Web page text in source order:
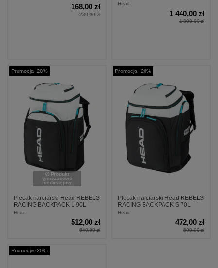
168,00 zł
280,00 zł
Head
1 440,00 zł
1 800,00 zł
Promocja -20%
Produkt
tymczasowo
niedostępny
Plecak narciarski Head REBELS
RACING BACKPACK L 90L
Head
512,00 zł
640,00 zł
Promocja -20%
Plecak narciarski Head REBELS
RACING BACKPACK S 70L
Head
472,00 zł
590,00 zł
Promocja -20%